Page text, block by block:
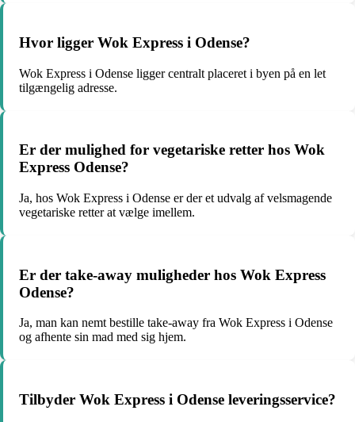
Hvor ligger Wok Express i Odense?
Wok Express i Odense ligger centralt placeret i byen på en let
tilgængelig adresse.
Er der mulighed for vegetariske retter hos Wok
Express Odense?
Ja, hos Wok Express i Odense er der et udvalg af velsmagende
vegetariske retter at vælge imellem.
Er der take-away muligheder hos Wok Express
Odense?
Ja, man kan nemt bestille take-away fra Wok Express i Odense
og afhente sin mad med sig hjem.
Tilbyder Wok Express i Odense leveringsservice?